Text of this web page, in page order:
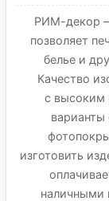
РИМ-декор
позволяет
белье и
Качество
с высоким
изготовить
наличными